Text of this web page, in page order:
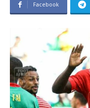
Facebook